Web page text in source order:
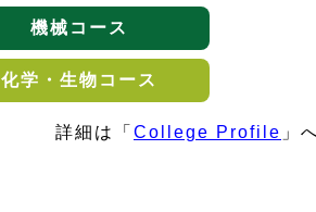
機械コース
化学・生物コース
詳細は「 College Profile 」